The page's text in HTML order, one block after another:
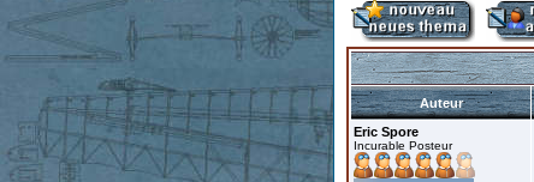
Auteur
Eric Spore
Incurable Posteur